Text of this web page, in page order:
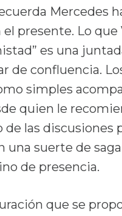
Mercedes
presente. Lo que
es una
de confluencia.
simples
quien le
de las discusiones
una suerte de
de presencia.
que se